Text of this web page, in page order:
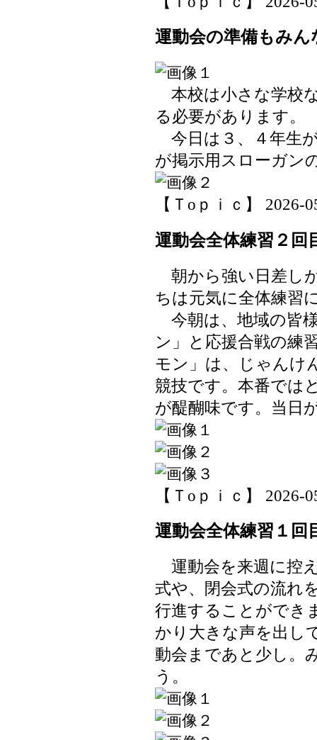
運動会の準備もみん
本校は小さな学校
る必要があります。
今日は３、４年生
が掲示用スローガン
【Ｔoｐｉｃ】 2026-
運動会全体練習２回
朝から強い日差し
ちは元気に全体練習
今朝は、地域の皆
ン」と応援合戦の練
モン」は、じゃんけ
競技です。本番では
が醍醐味です。当日
【Ｔoｐｉｃ】 2026-
運動会全体練習１回
運動会を来週に控
式や、閉会式の流れ
行進することができ
かり大きな声を出し
動会まであと少し。
う。